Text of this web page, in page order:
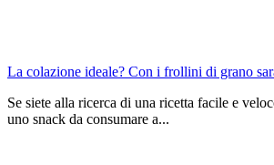
La colazione ideale? Con i frollini di grano
Se siete alla ricerca di una ricetta facile e
uno snack da consumare a...